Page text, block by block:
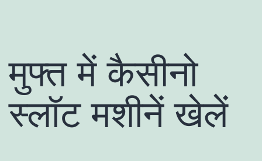
मुफ्त में कैसीनो
स्लॉट मशीनें खेलें